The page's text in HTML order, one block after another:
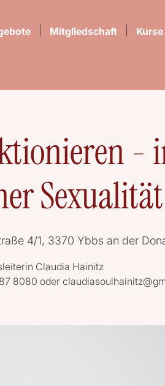
Mitgliedschaft
-
Sexualität
4/1, 3370 Ybbs an der
Claudia Hainitz